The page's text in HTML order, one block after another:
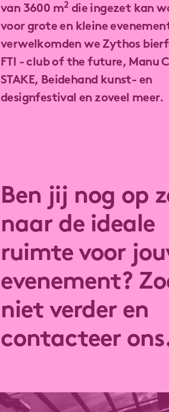
van 3600 m2 die ingezet kan
voor grote en kleine
verwelkomden we Zythos
FTI - club of the future, Manu
STAKE, Beidehand kunst- en
designfestival en zoveel meer.
Ben jij nog op
naar de ideale
ruimte voor
evenement?
niet verder en
contacteer